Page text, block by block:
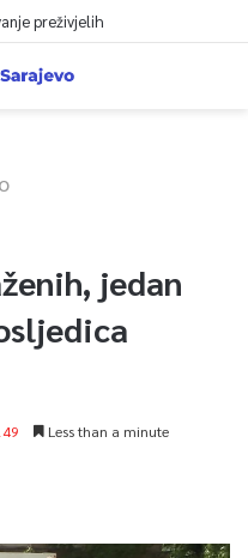
preživjelih
jedan
Less than a minute